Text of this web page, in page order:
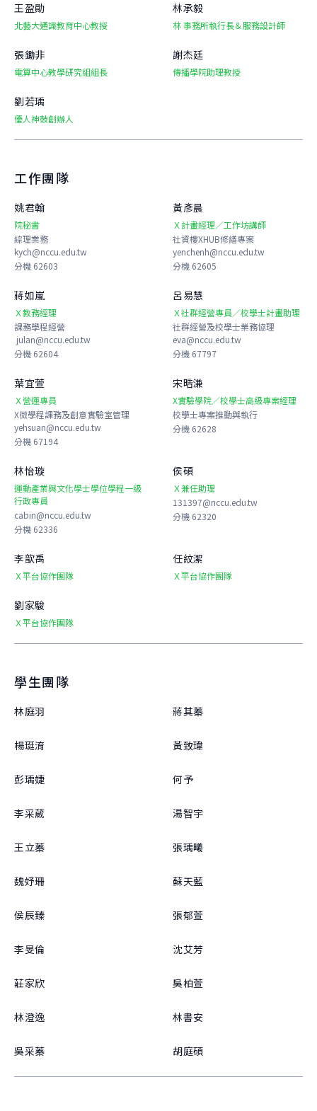
王盈勛
北藝大通識教育中心教授
林承毅
林 事務所執行長＆服務設計師
張鋤非
電算中心教學研究組組長
謝杰廷
傳播學院助理教授
劉若瑀
優人神鼓創辦人
工作團隊
姚君翰
院秘書
綜理業務
kych@nccu.edu.tw
分機 62603
黃彥晨
Ｘ計畫經理／工作坊講師
社資樓XHUB修繕專案
yenchenh@nccu.edu.tw
分機 62605
蔣如嵐
Ｘ教務經理
課務學程經營
julan@nccu.edu.tw
分機 62604
呂易慧
Ｘ社群經營專員／校學士計畫助理
社群經營及校學士業務協理
eva@nccu.edu.tw
分機 67797
葉宜萱
Ｘ營運專員
X微學程課務及創意實驗室管理
yehsuan@nccu.edu.tw
分機 67194
宋晧溓
X實驗學院／校學士高級專案經理
校學士專案推動與執行
分機 62628
林怡璇
運動產業與文化學士學位學程一級
行政專員
cabin@nccu.edu.tw
分機 62336
侯碩
Ｘ兼任助理
131397@nccu.edu.tw
分機 62320
李歆禹
Ｘ平台協作團隊
任紋潔
Ｘ平台協作團隊
劉家駿
Ｘ平台協作團隊
學生團隊
林庭羽 蔣其蓁
楊珽淯 黃致瑋
彭瑀婕 何予
李采葳 湯智宇
王立蓁 張瑀曦
魏妤珊 蘇天藍
侯辰臻 張郁萱
李旻倫 沈艾芳
莊家欣 吳柏萱
林澄逸 林書安
吳采蓁 胡庭碩